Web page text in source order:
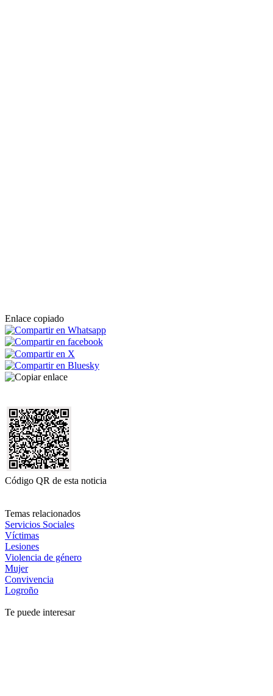
Enlace copiado
Código QR de esta noticia
Temas relacionados
Servicios Sociales
Víctimas
Lesiones
Violencia de género
Mujer
Convivencia
Logroño
Te puede interesar